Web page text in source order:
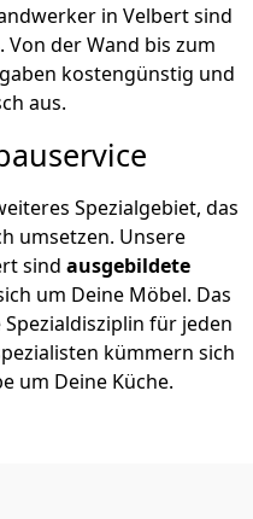
in Velbert sind
. Von der Wand bis zum
kostengünstig und
aus.
Spezialgebiet, das
umsetzen. Unsere
sind ausgebildete
um Deine Möbel. Das
für jeden
kümmern sich
um Deine Küche.